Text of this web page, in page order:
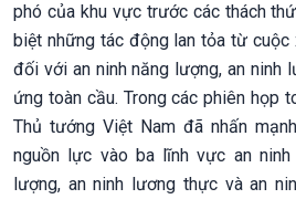
phó của khu vực trước các thách
biệt những tác động lan tỏa từ
đối với an ninh năng lượng, an ninh
ứng toàn cầu. Trong các phiên họp
Thủ tướng Việt Nam đã nhấn
nguồn lực vào ba lĩnh vực an ninh
lượng, an ninh lương thực và an